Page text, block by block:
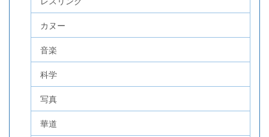
カヌー
音楽
科学
写真
華道